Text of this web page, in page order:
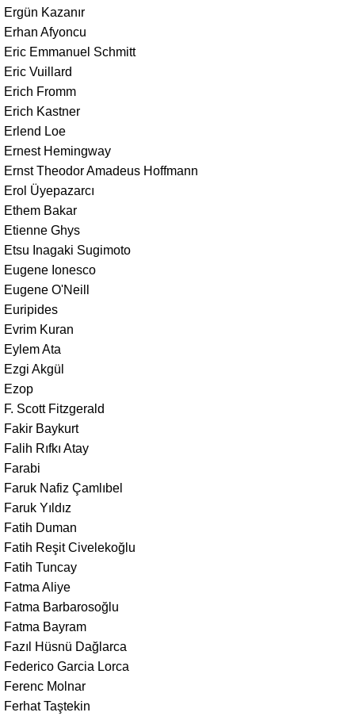
Ergün Kazanır
Erhan Afyoncu
Eric Emmanuel Schmitt
Eric Vuillard
Erich Fromm
Erich Kastner
Erlend Loe
Ernest Hemingway
Ernst Theodor Amadeus Hoffmann
Erol Üyepazarcı
Ethem Bakar
Etienne Ghys
Etsu Inagaki Sugimoto
Eugene Ionesco
Eugene O'Neill
Euripides
Evrim Kuran
Eylem Ata
Ezgi Akgül
Ezop
F. Scott Fitzgerald
Fakir Baykurt
Falih Rıfkı Atay
Farabi
Faruk Nafiz Çamlıbel
Faruk Yıldız
Fatih Duman
Fatih Reşit Civelekoğlu
Fatih Tuncay
Fatma Aliye
Fatma Barbarosoğlu
Fatma Bayram
Fazıl Hüsnü Dağlarca
Federico Garcia Lorca
Ferenc Molnar
Ferhat Taştekin